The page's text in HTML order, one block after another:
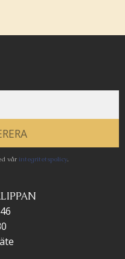
vår integritetspolicy.